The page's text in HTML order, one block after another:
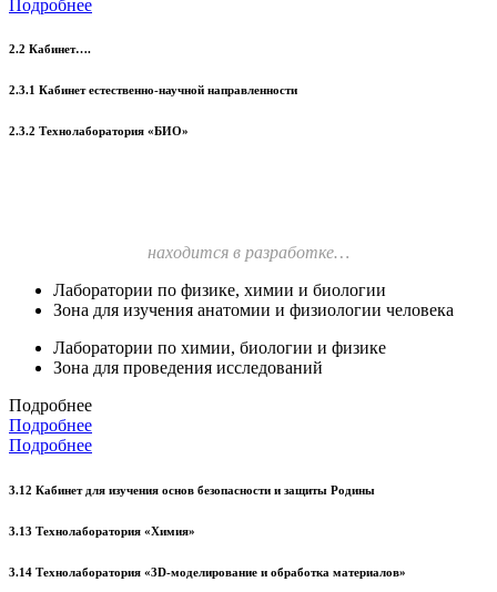
Подробнее
2.2 Кабинет….
2.3.1 Кабинет естественно-научной направленности
2.3.2 Технолаборатория «БИО»
находится в разработке…
Лаборатории по физике, химии и биологии
Зона для изучения анатомии и физиологии человека
Лаборатории по химии, биологии и физике
Зона для проведения исследований
Подробнее
Подробнее
Подробнее
3.12 Кабинет для изучения основ безопасности и защиты Родины
3.13 Технолаборатория «Химия»
3.14 Технолаборатория «3D-моделирование и обработка материалов»